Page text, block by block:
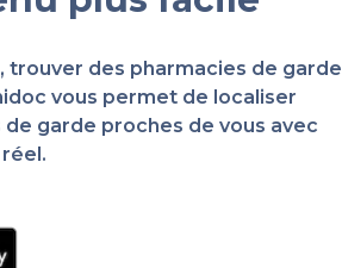
trouver des pharmacies de garde
vous permet de localiser
garde proches de vous avec